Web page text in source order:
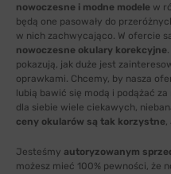
nowoczesne i modne modele w
będą one pasowały do
w nich zachwycająco. W ofercie
nowoczesne okulary korekcyjne
pokazują, jak duże jest
oprawkami. Chcemy, by nasza
lubią bawić się modą i podążać
dla siebie wiele ciekawych,
ceny okularów są tak korzystne,
Jesteśmy autoryzowanym
możesz mieć 100% pewności, że